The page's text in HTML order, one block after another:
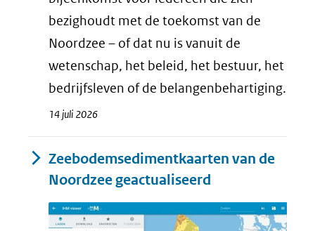
bezighoudt met de toekomst van de
Noordzee – of dat nu is vanuit de
wetenschap, het beleid, het bestuur, het
bedrijfsleven of de belangenbehartiging.
14 juli 2026
Zeebodemsedimentkaarten van de
Noordzee geactualiseerd